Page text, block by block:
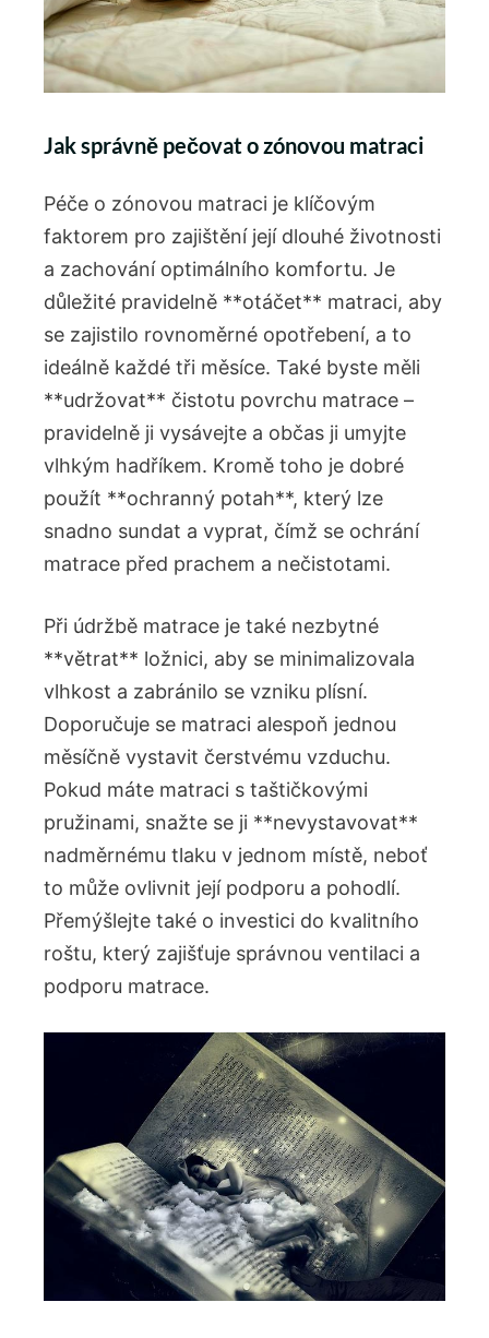
Jak správně pečovat o zónovou matraci
Péče o zónovou matraci je klíčovým
faktorem pro zajištění její dlouhé životnosti
a zachování optimálního komfortu. Je
důležité pravidelně **otáčet** matraci, aby
se zajistilo rovnoměrné opotřebení, a to
ideálně každé tři měsíce. Také byste měli
**udržovat** čistotu povrchu matrace –
pravidelně ji vysávejte a občas ji umyjte
vlhkým hadříkem. Kromě toho je dobré
použít **ochranný potah**, který lze
snadno sundat a vyprat, čímž se ochrání
matrace před prachem a nečistotami.
Při údržbě matrace je také nezbytné
**větrat** ložnici, aby se minimalizovala
vlhkost a zabránilo se vzniku plísní.
Doporučuje se matraci alespoň jednou
měsíčně vystavit čerstvému vzduchu.
Pokud máte matraci s taštičkovými
pružinami, snažte se ji **nevystavovat**
nadměrnému tlaku v jednom místě, neboť
to může ovlivnit její podporu a pohodlí.
Přemýšlejte také o investici do kvalitního
roštu, který zajišťuje správnou ventilaci a
podporu matrace.